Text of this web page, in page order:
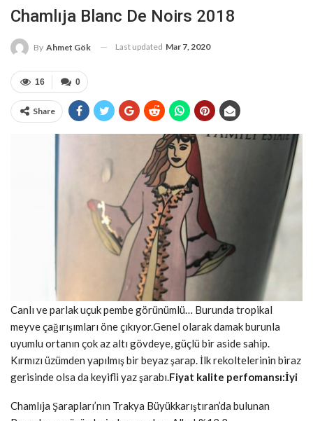
Chamlıja Blanc De Noirs 2018
By Ahmet Gök Last updated Mar 7, 2020
0
16
Share
Canlı ve parlak uçuk pembe görünümlü… Burunda tropikal
meyve çağırışımları öne çıkıyor.Genel olarak damak burunla
uyumlu ortanın çok az altı gövdeye, güçlü bir aside sahip.
Kırmızı üzümden yapılmış bir beyaz şarap. İlk rekoltelerinin biraz
gerisinde olsa da keyifli yaz şarabı.Fiyat kalite perfomansı:İyi
Chamlıja Şarapları’nın Trakya Büyükkarıştıran’da bulunan